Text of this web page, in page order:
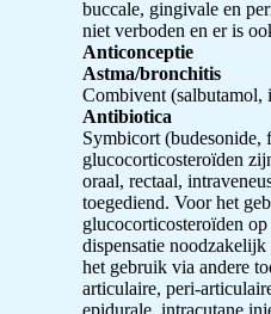
buccale, gingivale en
niet verboden en er is
Anticonceptie
Astma/bronchitis
Combivent (salbutamol,
Antibiotica
Symbicort (budesonide,
glucocorticosteroïden
oraal, rectaal,
toegediend. Voor het
glucocorticosteroïden
dispensatie
het gebruik via andere
articulaire, peri-
epidurale, intracutane